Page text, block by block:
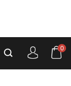
0